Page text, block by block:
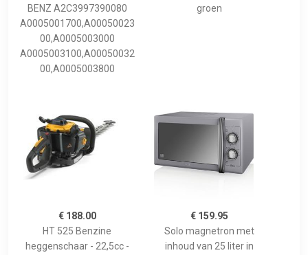
BENZ A2C3997390080
A0005001700,A00050023
00,A0005003000
A0005003100,A00050032
00,A0005003800
groen
€ 188.00
HT 525 Benzine
heggenschaar - 22,5cc -
€ 159.95
Solo magnetron met
inhoud van 25 liter in